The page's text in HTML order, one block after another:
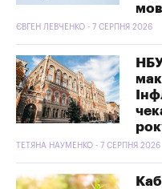
ЄВГЕН ЛЕВЧЕНКО - 7 СЕРПНЯ 2026
ТЕТЯНА НАУМЕНКО - 7 СЕРПНЯ 2026